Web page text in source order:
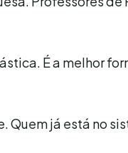
É a melhor
Quem já está no